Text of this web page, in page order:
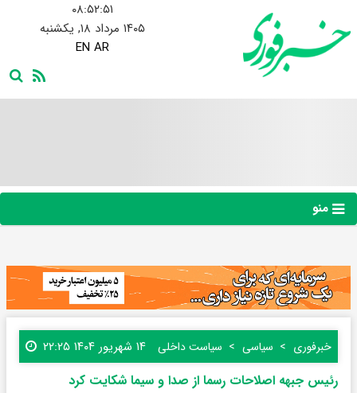
۰۸:۵۲:۵۲
۱۴۰۵ مرداد ۱۸, یکشنبه
EN AR
منو
خبرفوری سیاسی سیاست داخلی ۱۴ شهریور ۱۴۰۴ ۲۲:۲۵
رئیس جبهه اصلاحات رسما از صدا و سیما شکایت کرد